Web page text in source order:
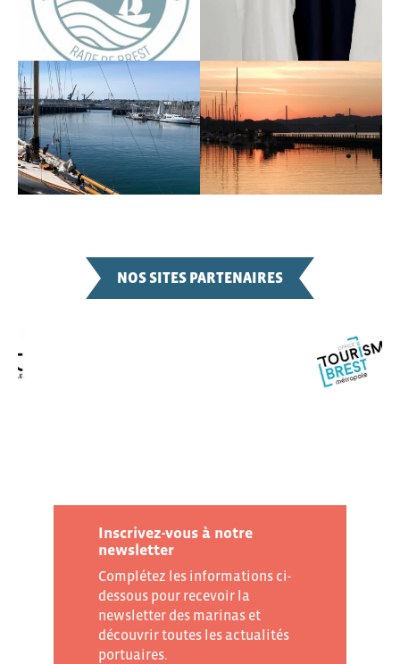
NOS SITES PARTENAIRES
Inscrivez-vous à notre
newsletter
Complétez les informations ci-
dessous pour recevoir la
newsletter des marinas et
découvrir toutes les actualités
portuaires.